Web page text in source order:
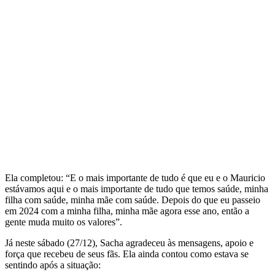
Ela completou: “E o mais importante de tudo é que eu e o Mauricio
estávamos aqui e o mais importante de tudo que temos saúde, minha
filha com saúde, minha mãe com saúde. Depois do que eu passeio
em 2024 com a minha filha, minha mãe agora esse ano, então a
gente muda muito os valores”.
Já neste sábado (27/12), Sacha agradeceu às mensagens, apoio e
força que recebeu de seus fãs. Ela ainda contou como estava se
sentindo após a situação: